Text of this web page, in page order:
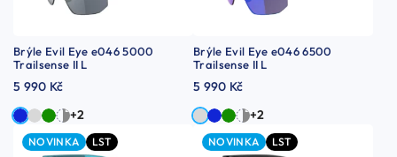
Brýle Evil Eye e046 5000
Trailsense II L
5 990 Kč
+2
Brýle Evil Eye e046 6500
Trailsense II L
5 990 Kč
+2
NOVINKA LST NOVINKA LST